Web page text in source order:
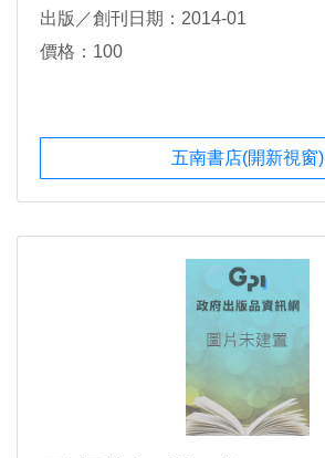
出版／創刊日期：2014-01
價格：100
五南書店(開新視窗)